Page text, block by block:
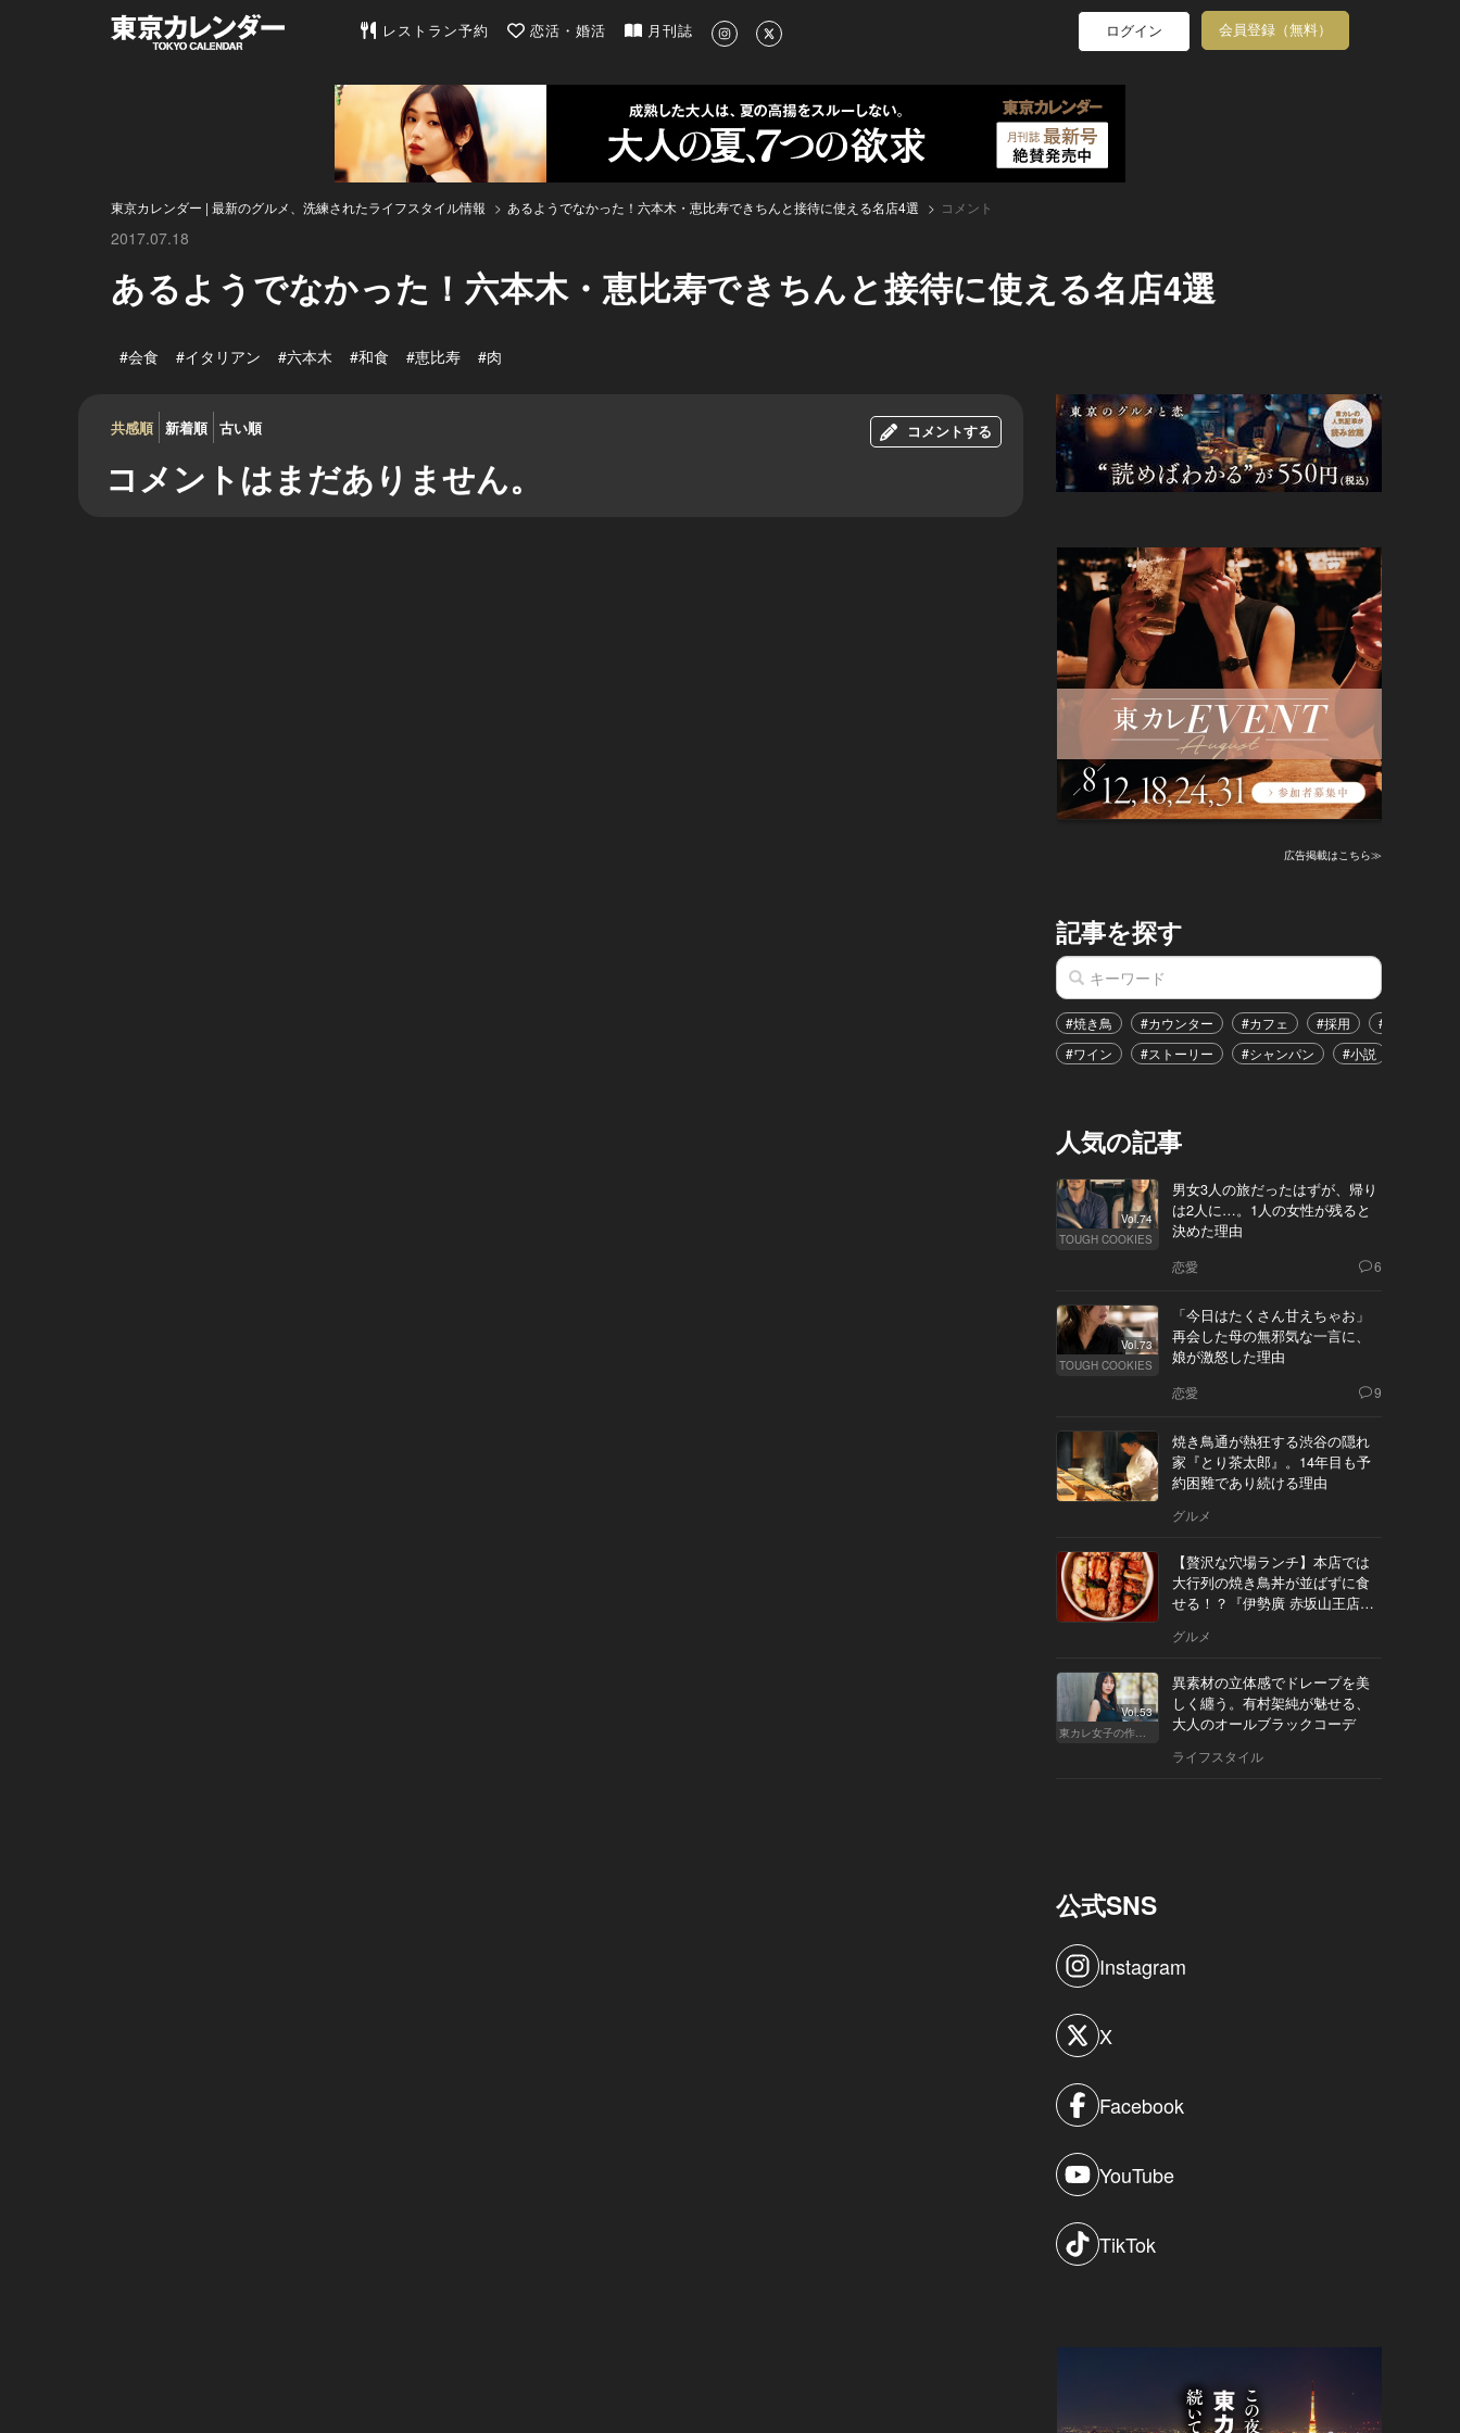
東京カレンダー | 最新のグルメ、洗練されたライフスタイル情報
レストラン予約 恋活・婚活 月刊誌 ログイン 会員登録（無料）
東京カレンダー | 最新のグルメ、洗練されたライフスタイル情報 あるようでなかった！六本木・恵比寿できちんと接待に使える名店4選 コメント
2017.07.18
あるようでなかった！六本木・恵比寿できちんと接待に使える名店4選
#会食 #イタリアン #六本木 #和食 #恵比寿 #肉
共感順 新着順 古い順 コメントする
コメントはまだありません。
広告掲載はこちら≫
記事を探す
#焼き鳥 #カウンター #カフェ #採用 #恋愛
#ワイン
#ストーリー #シャンパン #小説
人気の記事
Vol.74
TOUGH COOKIES
男女3人の旅だったはずが、帰り
は2人に…。1人の女性が残ると
決めた理由
恋愛 6
Vol.73
TOUGH COOKIES
「今日はたくさん甘えちゃお」
再会した母の無邪気な一言に、
娘が激怒した理由
恋愛 9
焼き鳥通が熱狂する渋谷の隠れ
家『とり茶太郎』。14年目も予
約困難であり続ける理由
グルメ
【贅沢な穴場ランチ】本店では
大行列の焼き鳥丼が並ばずに食
せる！？『伊勢廣 赤坂山王店』
グルメ
Vol.53
東カレ女子の作り方
異素材の立体感でドレープを美
しく纏う。有村架純が魅せる、
大人のオールブラックコーデ
ライフスタイル
公式SNS
Instagram
X
Facebook
YouTube
TikTok